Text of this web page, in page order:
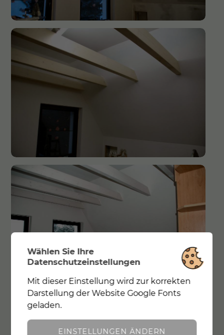
Wählen Sie Ihre
Datenschutzeinstellungen
Notwendig Mit dieser Einstellung wird zur
korrekten Darstellung der Website Google
Fonts geladen.
Mit dieser Einstellung wird zur korrekten
Darstellung der Website Google Fonts
geladen.
EINSTELLUNGEN ÄNDERN